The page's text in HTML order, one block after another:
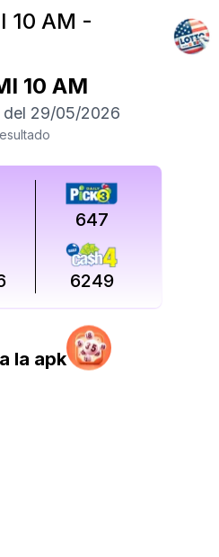
10 AM -
10 AM
del 29/05/2026
647
6249
la apk